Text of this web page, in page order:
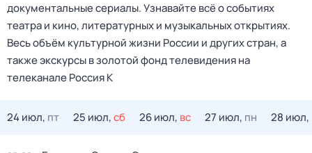
документальные сериалы. Узнавайте всё о событиях
театра и кино, литературных и музыкальных открытиях.
Весь объём культурной жизни России и других стран, а
также экскурсы в золотой фонд телевидения на
телеканале Россия К
24 июл, пт 25 июл,сб 26 июл, вс 27 июл, пн 28 июл,